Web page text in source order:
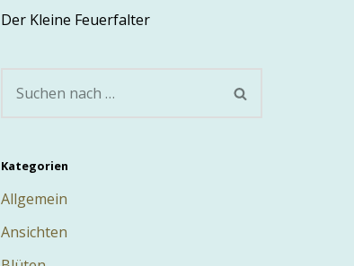
Der Kleine Feuerfalter
Kategorien
Allgemein
Ansichten